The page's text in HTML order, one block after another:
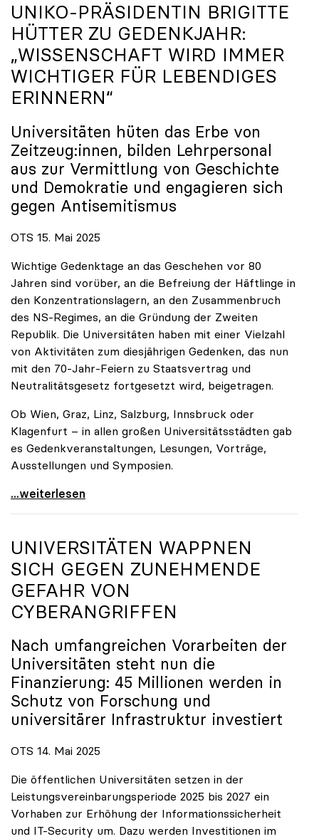
UNIKO-PRÄSIDENTIN BRIGITTE
HÜTTER ZU GEDENKJAHR:
„WISSENSCHAFT WIRD IMMER
WICHTIGER FÜR LEBENDIGES
ERINNERN“
Universitäten hüten das Erbe von
Zeitzeug:innen, bilden Lehrpersonal
aus zur Vermittlung von Geschichte
und Demokratie und engagieren sich
gegen Antisemitismus
OTS 15. Mai 2025
Wichtige Gedenktage an das Geschehen vor 80
Jahren sind vorüber, an die Befreiung der Häftlinge in
den Konzentrationslagern, an den Zusammenbruch
des NS-Regimes, an die Gründung der Zweiten
Republik. Die Universitäten haben mit einer Vielzahl
von Aktivitäten zum diesjährigen Gedenken, das nun
mit den 70-Jahr-Feiern zu Staatsvertrag und
Neutralitätsgesetz fortgesetzt wird, beigetragen.
Ob Wien, Graz, Linz, Salzburg, Innsbruck oder
Klagenfurt – in allen großen Universitätsstädten gab
es Gedenkveranstaltungen, Lesungen, Vorträge,
Ausstellungen und Symposien.
uniko-Präsidentin Brigitte Hütter zu Gedenkjahr:
...weiterlesen
UNIVERSITÄTEN WAPPNEN
SICH GEGEN ZUNEHMENDE
GEFAHR VON
CYBERANGRIFFEN
Nach umfangreichen Vorarbeiten der
Universitäten steht nun die
Finanzierung: 45 Millionen werden in
Schutz von Forschung und
universitärer Infrastruktur investiert
OTS 14. Mai 2025
Die öffentlichen Universitäten setzen in der
Leistungsvereinbarungsperiode 2025 bis 2027 ein
Vorhaben zur Erhöhung der Informationssicherheit
und IT-Security um. Dazu werden Investitionen im